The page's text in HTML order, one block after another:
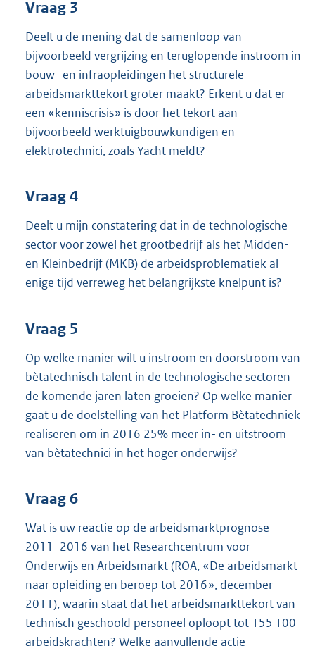
Vraag 3
Deelt u de mening dat de samenloop van
bijvoorbeeld vergrijzing en teruglopende instroom in
bouw- en infraopleidingen het structurele
arbeidsmarkttekort groter maakt? Erkent u dat er
een «kenniscrisis» is door het tekort aan
bijvoorbeeld werktuigbouwkundigen en
elektrotechnici, zoals Yacht meldt?
Vraag 4
Deelt u mijn constatering dat in de technologische
sector voor zowel het grootbedrijf als het Midden-
en Kleinbedrijf (MKB) de arbeidsproblematiek al
enige tijd verreweg het belangrijkste knelpunt is?
Vraag 5
Op welke manier wilt u instroom en doorstroom van
bètatechnisch talent in de technologische sectoren
de komende jaren laten groeien? Op welke manier
gaat u de doelstelling van het Platform Bètatechniek
realiseren om in 2016 25% meer in- en uitstroom
van bètatechnici in het hoger onderwijs?
Vraag 6
Wat is uw reactie op de arbeidsmarktprognose
2011–2016 van het Researchcentrum voor
Onderwijs en Arbeidsmarkt (ROA, «De arbeidsmarkt
naar opleiding en beroep tot 2016», december
2011), waarin staat dat het arbeidsmarkttekort van
technisch geschoold personeel oploopt tot 155 100
arbeidskrachten? Welke aanvullende actie